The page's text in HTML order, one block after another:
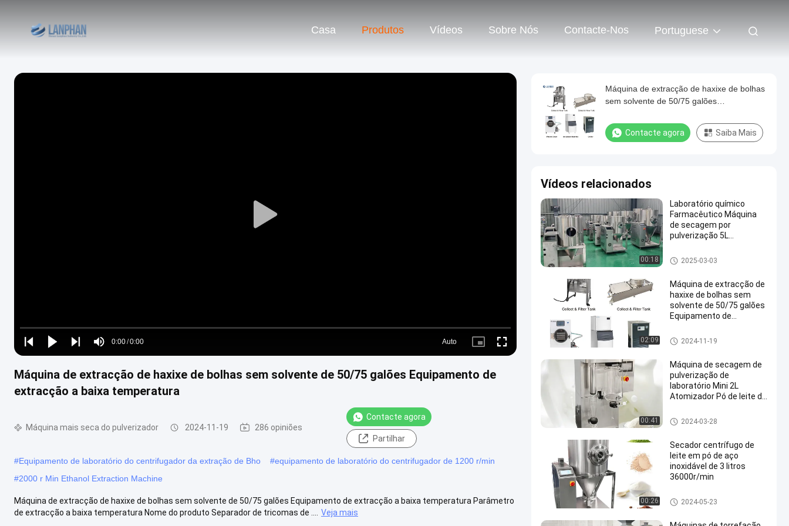
Casa Produtos Vídeos Sobre Nós Contacte-Nos Portuguese
Play
Play
Play
Play
Mute
Time
0:00/0:00
Loaded:
0%
Auto
Picture- Fullscreen
Máquina de extracção de haxixe de bolhas sem solvente de 50/75 galões Equipamento de
extracção a baixa temperatura
Máquina mais seca do pulverizador 2024-11-19 286 opiniões
Contacte agora
Partilhar
#Equipamento de laboratório do centrifugador da extração de Bho #equipamento de laboratório do centrifugador de 1200 r/min
#2000 r Min Ethanol Extraction Machine
Máquina de extracção de haxixe de bolhas sem solvente de 50/75 galões Equipamento de extracção a baixa temperatura Parâmetro
de extracção a baixa temperatura Nome do produto Separador de tricomas de ....
Veja mais
Máquina de extracção de haxixe de bolhas
sem solvente de 50/75 galões
temperatura
Contacte agora Saiba Mais
Vídeos relacionados
00:18
Laboratório químico
Farmacêutico Máquina
de secagem por
pulverização 5L
secagem de leite e café
em pó
Máquina mais seca do pulveri
zador
2025-03-03
02:09
Máquina de extracção de
haxixe de bolhas sem
solvente de 50/75 galões
Equipamento de
temperatura
Máquina mais seca do pulveri
zador
2024-11-19
00:41
Máquina de secagem de
pulverização de
laboratório Mini 2L
Atomizador Pó de leite de
Máquina mais seca do pulveri
zador
2024-03-28
00:26
Secador centrífugo de
leite em pó de aço
inoxidável de 3 litros
36000r/min
Máquina mais seca do pulveri
zador
2024-05-23